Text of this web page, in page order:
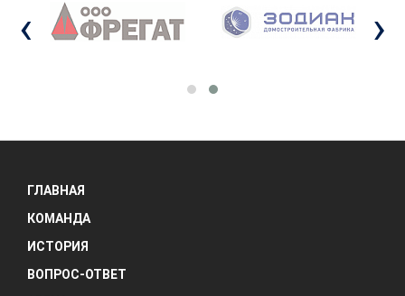
‹ ›
ГЛАВНАЯ
КОМАНДА
ИСТОРИЯ
ВОПРОС-ОТВЕТ